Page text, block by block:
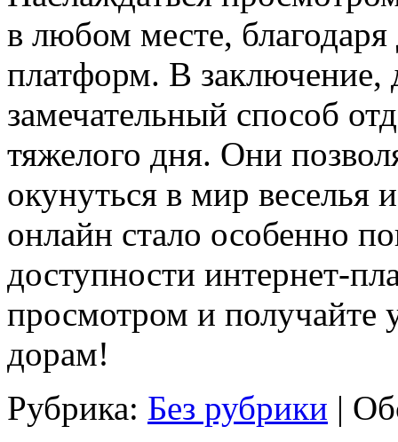
в любом месте,
платформ. В заключение,
замечательный способ
тяжелого дня. Они
окунуться в мир веселья
онлайн стало особенно
доступности интернет-
просмотром и получайте
дорам!
Рубрика: Без рубрики |